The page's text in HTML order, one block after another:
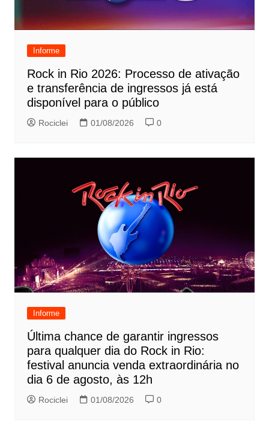
Informe
Rock in Rio 2026: Processo de ativação
e transferência de ingressos já está
disponível para o público
Rociclei 01/08/2026 0
Informe
Última chance de garantir ingressos
para qualquer dia do Rock in Rio:
festival anuncia venda extraordinária no
dia 6 de agosto, às 12h
Rociclei 01/08/2026 0